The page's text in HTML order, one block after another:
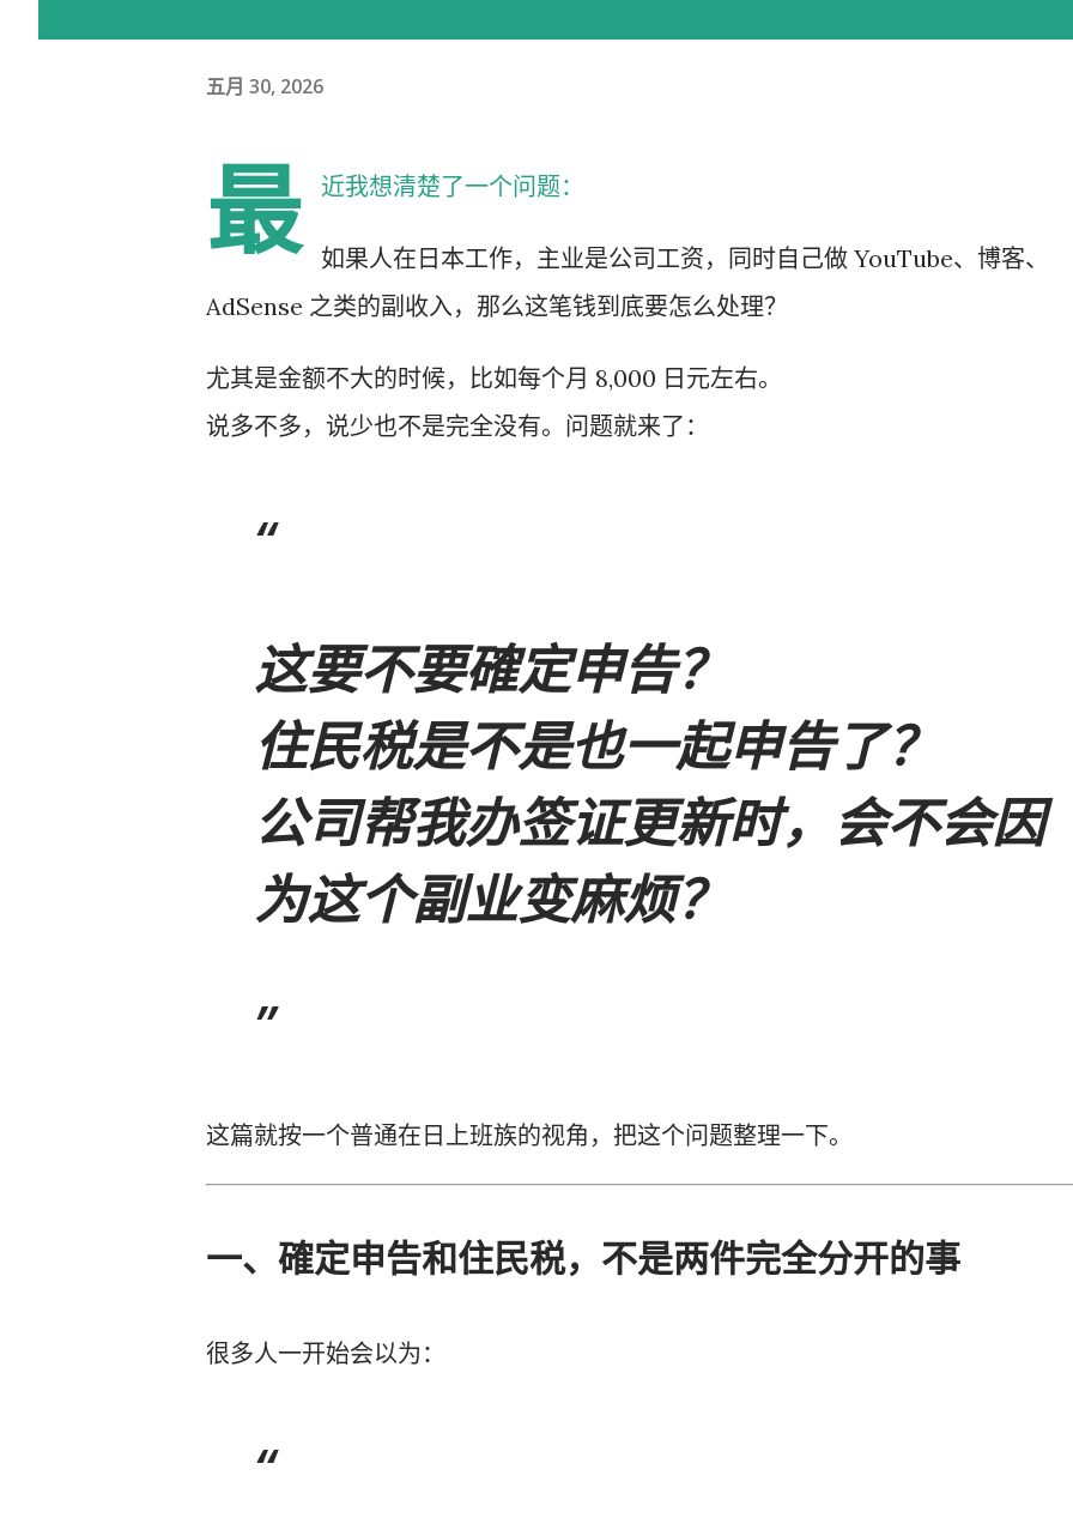
效，而是每次领取新的入札仕様書时
前，我最担心的是： 门口电话应该
商务敬语而出问题？ 要不要准备很多
五月 30, 2026
最 近我想清楚了一个问题：
如果人在日本工作，主业是公司工资，同时自己做 YouTube、博客、
AdSense 之类的副收入，那么这笔钱到底要怎么处理？
尤其是金额不大的时候，比如每个月 8,000 日元左右。
说多不多，说少也不是完全没有。问题就来了：
这要不要確定申告？
住民税是不是也一起申告了？
公司帮我办签证更新时，会不会因
为这个副业变麻烦？
这篇就按一个普通在日上班族的视角，把这个问题整理一下。
一、確定申告和住民税，不是两件完全分开的事
很多人一开始会以为：